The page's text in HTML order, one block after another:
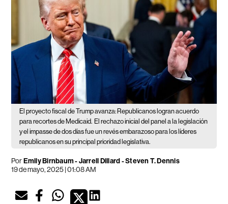
El proyecto fiscal de Trump avanza: Republicanos logran acuerdo
para recortes de Medicaid. El rechazo inicial del panel a la legislación
y el impasse de dos días fue un revés embarazoso para los líderes
republicanos en su principal prioridad legislativa.
PorEmily Birnbaum - Jarrell Dillard - Steven T. Dennis
19 de mayo, 2025 | 01:08 AM